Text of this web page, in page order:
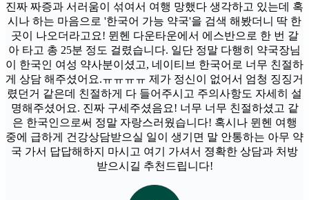
진짜 짜증과 서러움이 섞여서 여행 망했다 생각하고 있는데 혹
시나 하는 마음으로 '한국어 가능 약국'을 검색 해봤더니 딱 한
곳이 나오더라고요! 뮌헨 다운타운에서 에스반으로 한 번 갈
아 타고 총 25분 정도 걸렸습니다. 일단 정말 다행히 약국장님
이 한국인 여성 약사분이셨고, 네이티브 한국어로 너무 친절하
게 상담 해주셨어요.ㅠㅠㅠㅠ 제가 정신이 없어서 엄청 징징거
렸던거 같은데 친절하게 다 들어주시고 주의사항도 자세히 설
명해주셨어요. 진짜 구세주셨음요! 너무 너무 친절하셨고 같
은 한국인으로써 정말 자랑스러웠습니다! 혹시나 뮌헨 여행
중에 급하게 건강상담받으실 일이 생기면 말 안통하는 아무 약
국 가서 답답해하지 마시고 여기 가셔서 졍확한 상담과 처방
받으시길 추천드립니다!